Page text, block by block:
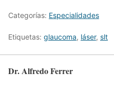
Categorías: Especialidades
Etiquetas: glaucoma, láser, slt
Dr. Alfredo Ferrer